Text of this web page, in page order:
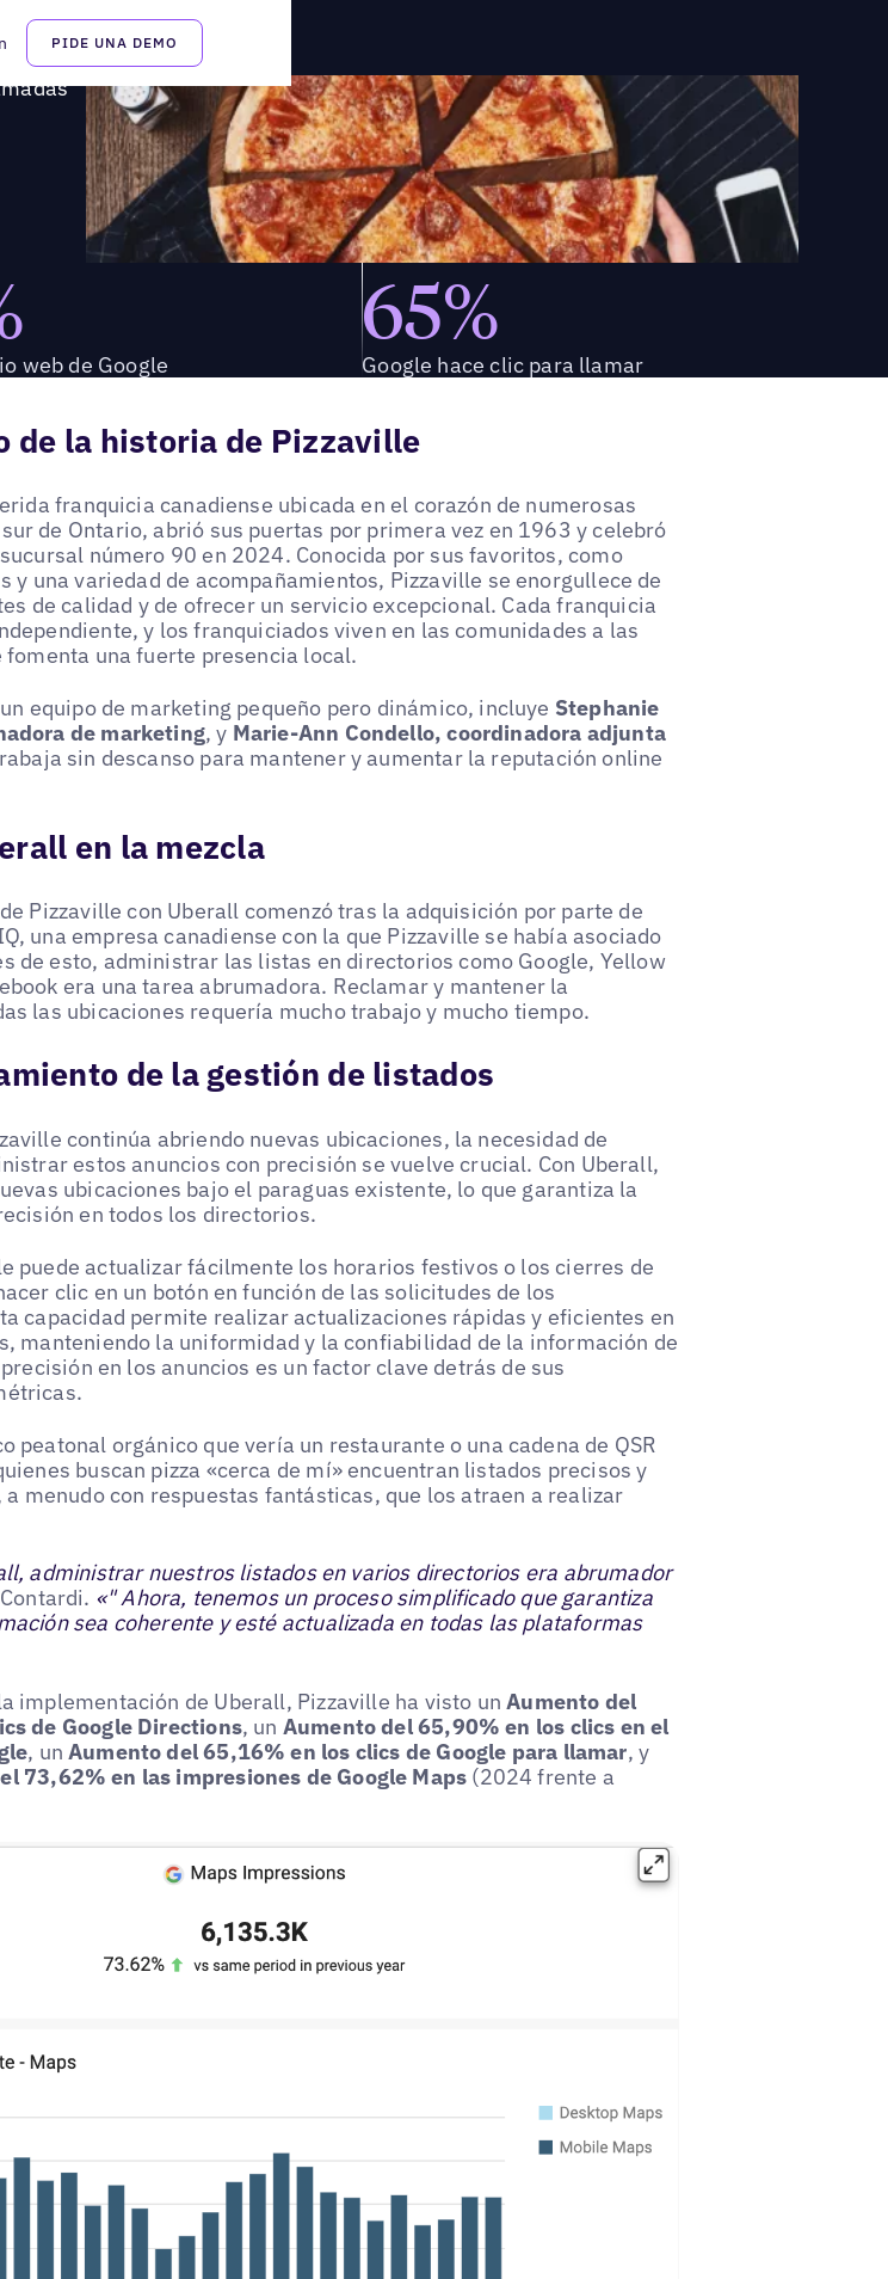
PIDE UNA DEMO
web de Google
65%
Google hace clic para llamar
de la historia de Pizzaville
franquicia canadiense ubicada en el corazón de numerosas
de Ontario, abrió sus puertas por primera vez en 1963 y celebró
número 90 en 2024. Conocida por sus favoritos, como
y una variedad de acompañamientos, Pizzaville se enorgullece de
de calidad y de ofrecer un servicio excepcional. Cada franquicia
y los franquiciados viven en las comunidades a las
fomenta una fuerte presencia local.
equipo de marketing pequeño pero dinámico, incluye Stephanie
de marketing, y Marie-Ann Condello, coordinadora adjunta
sin descanso para mantener y aumentar la reputación online
en la mezcla
Pizzaville con Uberall comenzó tras la adquisición por parte de
una empresa canadiense con la que Pizzaville se había asociado
de esto, administrar las listas en directorios como Google, Yellow
era una tarea abrumadora. Reclamar y mantener la
las ubicaciones requería mucho trabajo y mucho tiempo.
de la gestión de listados
continúa abriendo nuevas ubicaciones, la necesidad de
estos anuncios con precisión se vuelve crucial. Con Uberall,
ubicaciones bajo el paraguas existente, lo que garantiza la
en todos los directorios.
puede actualizar fácilmente los horarios festivos o los cierres de
clic en un botón en función de las solicitudes de los
capacidad permite realizar actualizaciones rápidas y eficientes en
manteniendo la uniformidad y la confiabilidad de la información de
en los anuncios es un factor clave detrás de sus
peatonal orgánico que vería un restaurante o una cadena de QSR
buscan pizza «cerca de mí» encuentran listados precisos y
menudo con respuestas fantásticas, que los atraen a realizar
administrar nuestros listados en varios directorios era abrumador
«" Ahora, tenemos un proceso simplificado que garantiza
sea coherente y esté actualizada en todas las plataformas
implementación de Uberall, Pizzaville ha visto unAumento del
de Google Directions, un Aumento del 65,90% en los clics en el
, unAumento del 65,16% en los clics de Google para llamar, y
73,62% en las impresiones de Google Maps (2024 frente a